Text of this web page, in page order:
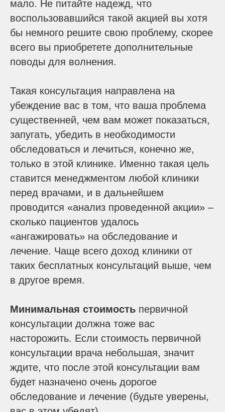
мало. Не питайте надежд, что
воспользовавшийся такой акцией вы хотя
бы немного решите свою проблему, скорее
всего вы приобретете дополнительные
поводы для волнения.
Такая консультация направлена на
убеждение вас в том, что ваша проблема
существенней, чем вам может показаться,
запугать, убедить в необходимости
обследоваться и лечиться, конечно же,
только в этой клинике. Именно такая цель
ставится менеджментом любой клиники
перед врачами, и в дальнейшем
проводится «анализ проведенной акции» –
сколько пациентов удалось
«ангажировать» на обследование и
лечение. Чаще всего доход клиники от
таких бесплатных консультаций выше, чем
в другое время.
Минимальная стоимость первичной
консультации должна тоже вас
насторожить. Если стоимость первичной
консультации врача небольшая, значит
ждите, что после этой консультации вам
будет назначено очень дорогое
обследование и лечение (будьте уверены,